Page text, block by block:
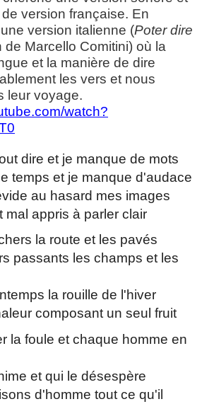
de version française. En
version italienne (Poter dire
de Marcello Comitini) où la
et la manière de dire
les vers et nous
leur voyage.
watch?
dire et je manque de mots
temps et je manque d'audace
au hasard mes images
mal appris à parler clair
la route et les pavés
passants les champs et les
la rouille de l'hiver
composant un seul fruit
la foule et chaque homme en
et qui le désespère
d'homme tout ce qu'il